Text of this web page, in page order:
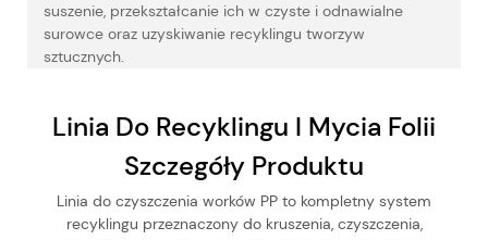
suszenie, przekształcanie ich w czyste i odnawialne
surowce oraz uzyskiwanie recyklingu tworzyw
sztucznych.
Linia Do Recyklingu I Mycia Folii
Szczegóły Produktu
Linia do czyszczenia worków PP to kompletny system
recyklingu przeznaczony do kruszenia, czyszczenia,